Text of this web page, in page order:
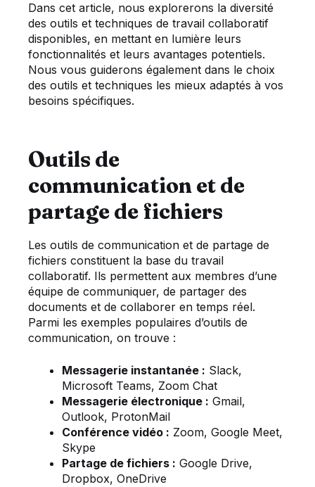
Dans cet article, nous explorerons la diversité
des outils et techniques de travail collaboratif
disponibles, en mettant en lumière leurs
fonctionnalités et leurs avantages potentiels.
Nous vous guiderons également dans le choix
des outils et techniques les mieux adaptés à vos
besoins spécifiques.
Outils de
communication et de
partage de fichiers
Les outils de communication et de partage de
fichiers constituent la base du travail
collaboratif. Ils permettent aux membres d’une
équipe de communiquer, de partager des
documents et de collaborer en temps réel.
Parmi les exemples populaires d’outils de
communication, on trouve :
Messagerie instantanée : Slack,
Microsoft Teams, Zoom Chat
Messagerie électronique : Gmail,
Outlook, ProtonMail
Conférence vidéo : Zoom, Google Meet,
Skype
Partage de fichiers : Google Drive,
Dropbox, OneDrive